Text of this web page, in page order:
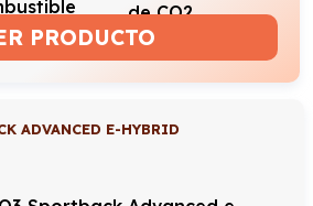
PRODUCTO
ADVANCED E-HYBRID